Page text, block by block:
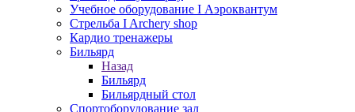
Учебное оборудование I Аэроквантум
Стрельба I Archery shop
Кардио тренажеры
Бильярд
Назад
Бильярд
Бильярдный стол
Спортоборудование зал